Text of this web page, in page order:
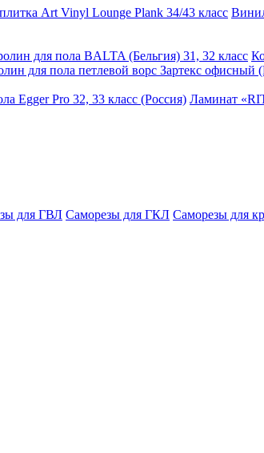
Art Vinyl Lounge Plank 34/43 класс
для пола BALTA (Бельгия) 31, 32 класс
для пола петлевой ворс Зартекс офисный
Egger Pro 32, 33 класс (Россия) Ламинат
для ГВЛ Саморезы для ГКЛ Саморезы для